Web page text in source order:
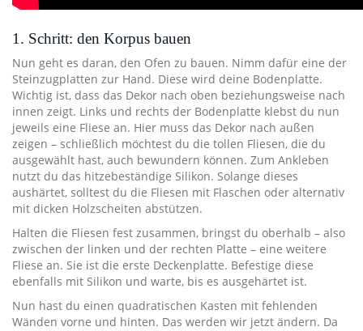
1. Schritt: den Korpus bauen
Nun geht es daran, den Ofen zu bauen. Nimm dafür eine der
Steinzugplatten zur Hand. Diese wird deine Bodenplatte.
Wichtig ist, dass das Dekor nach oben beziehungsweise nach
innen zeigt. Links und rechts der Bodenplatte klebst du nun
jeweils eine Fliese an. Hier muss das Dekor nach außen
zeigen – schließlich möchtest du die tollen Fliesen, die du
ausgewählt hast, auch bewundern können. Zum Ankleben
nutzt du das hitzebeständige Silikon. Solange dieses
aushärtet, solltest du die Fliesen mit Flaschen oder alternativ
mit dicken Holzscheiten abstützen.
Halten die Fliesen fest zusammen, bringst du oberhalb – also
zwischen der linken und der rechten Platte – eine weitere
Fliese an. Sie ist die erste Deckenplatte. Befestige diese
ebenfalls mit Silikon und warte, bis es ausgehärtet ist.
Nun hast du einen quadratischen Kasten mit fehlenden
Wänden vorne und hinten. Das werden wir jetzt ändern. Da